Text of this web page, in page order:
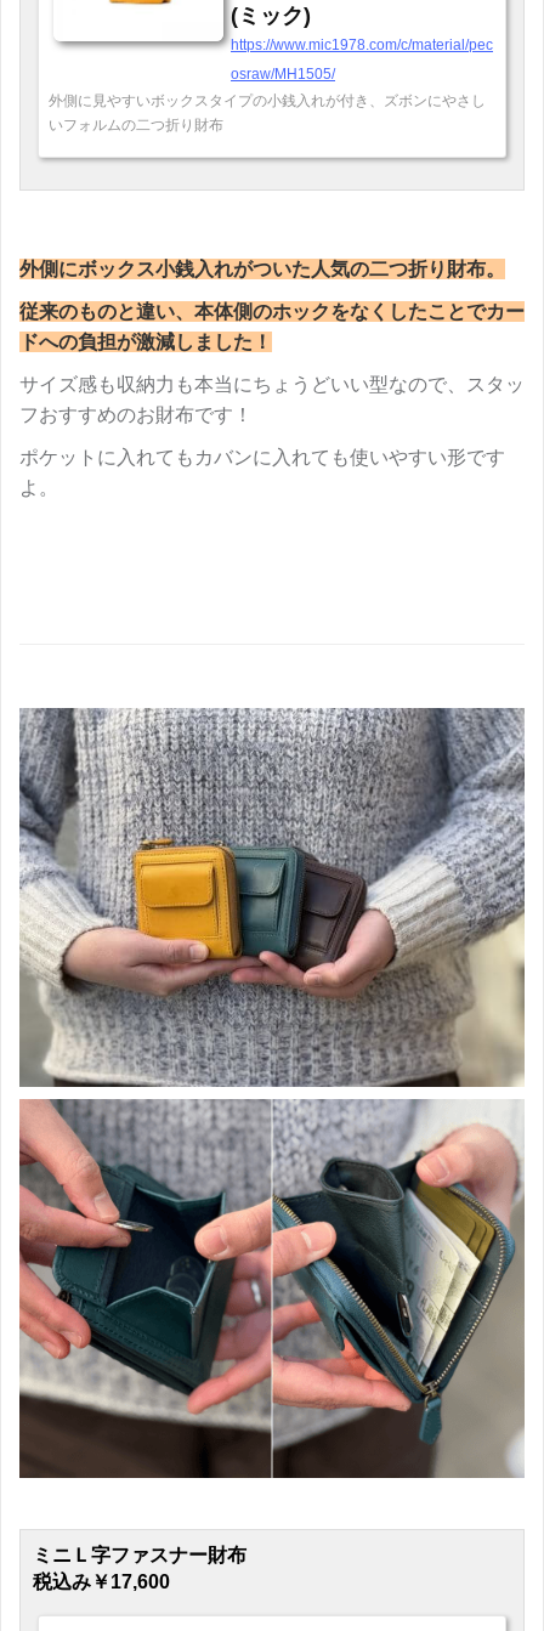
(ミック)
https://www.mic1978.com/c/material/pec
osraw/MH1505/
外側に見やすいボックスタイプの小銭入れが付き、ズボンにやさし
いフォルムの二つ折り財布
外側にボックス小銭入れがついた人気の二つ折り財布。
従来のものと違い、本体側のホックをなくしたことでカー
ドへの負担が激減しました！
サイズ感も収納力も本当にちょうどいい型なので、スタッ
フおすすめのお財布です！
ポケットに入れてもカバンに入れても使いやすい形です
よ。
ミニＬ字ファスナー財布
税込み￥17,600